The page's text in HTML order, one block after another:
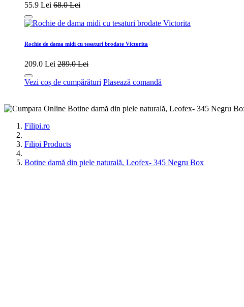
55.9 Lei 68.0 Lei
Rochie de dama midi cu tesaturi brodate Victorita
209.0 Lei 289.0 Lei
Vezi coș de cumpărături Plasează comandă
Filipi.ro
Filipi Products
Botine damă din piele naturală, Leofex- 345 Negru Box